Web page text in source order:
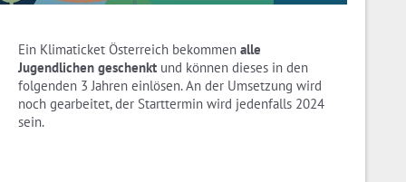
Ein Klimaticket Österreich bekommen alle
Jugendlichen geschenkt und können dieses in den
folgenden 3 Jahren einlösen. An der Umsetzung wird
noch gearbeitet, der Starttermin wird jedenfalls 2024
sein.